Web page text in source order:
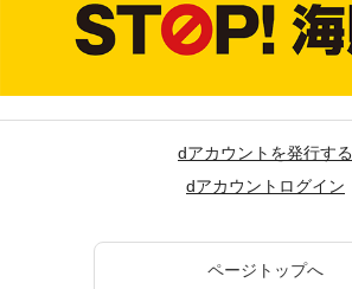
dアカウントを発行する
dアカウントログイン
ページトップへ